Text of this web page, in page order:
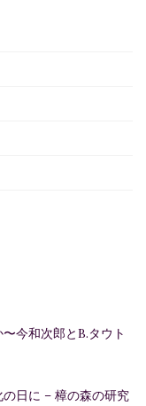
今和次郎とB.タウト
日に – 樟の森の研究